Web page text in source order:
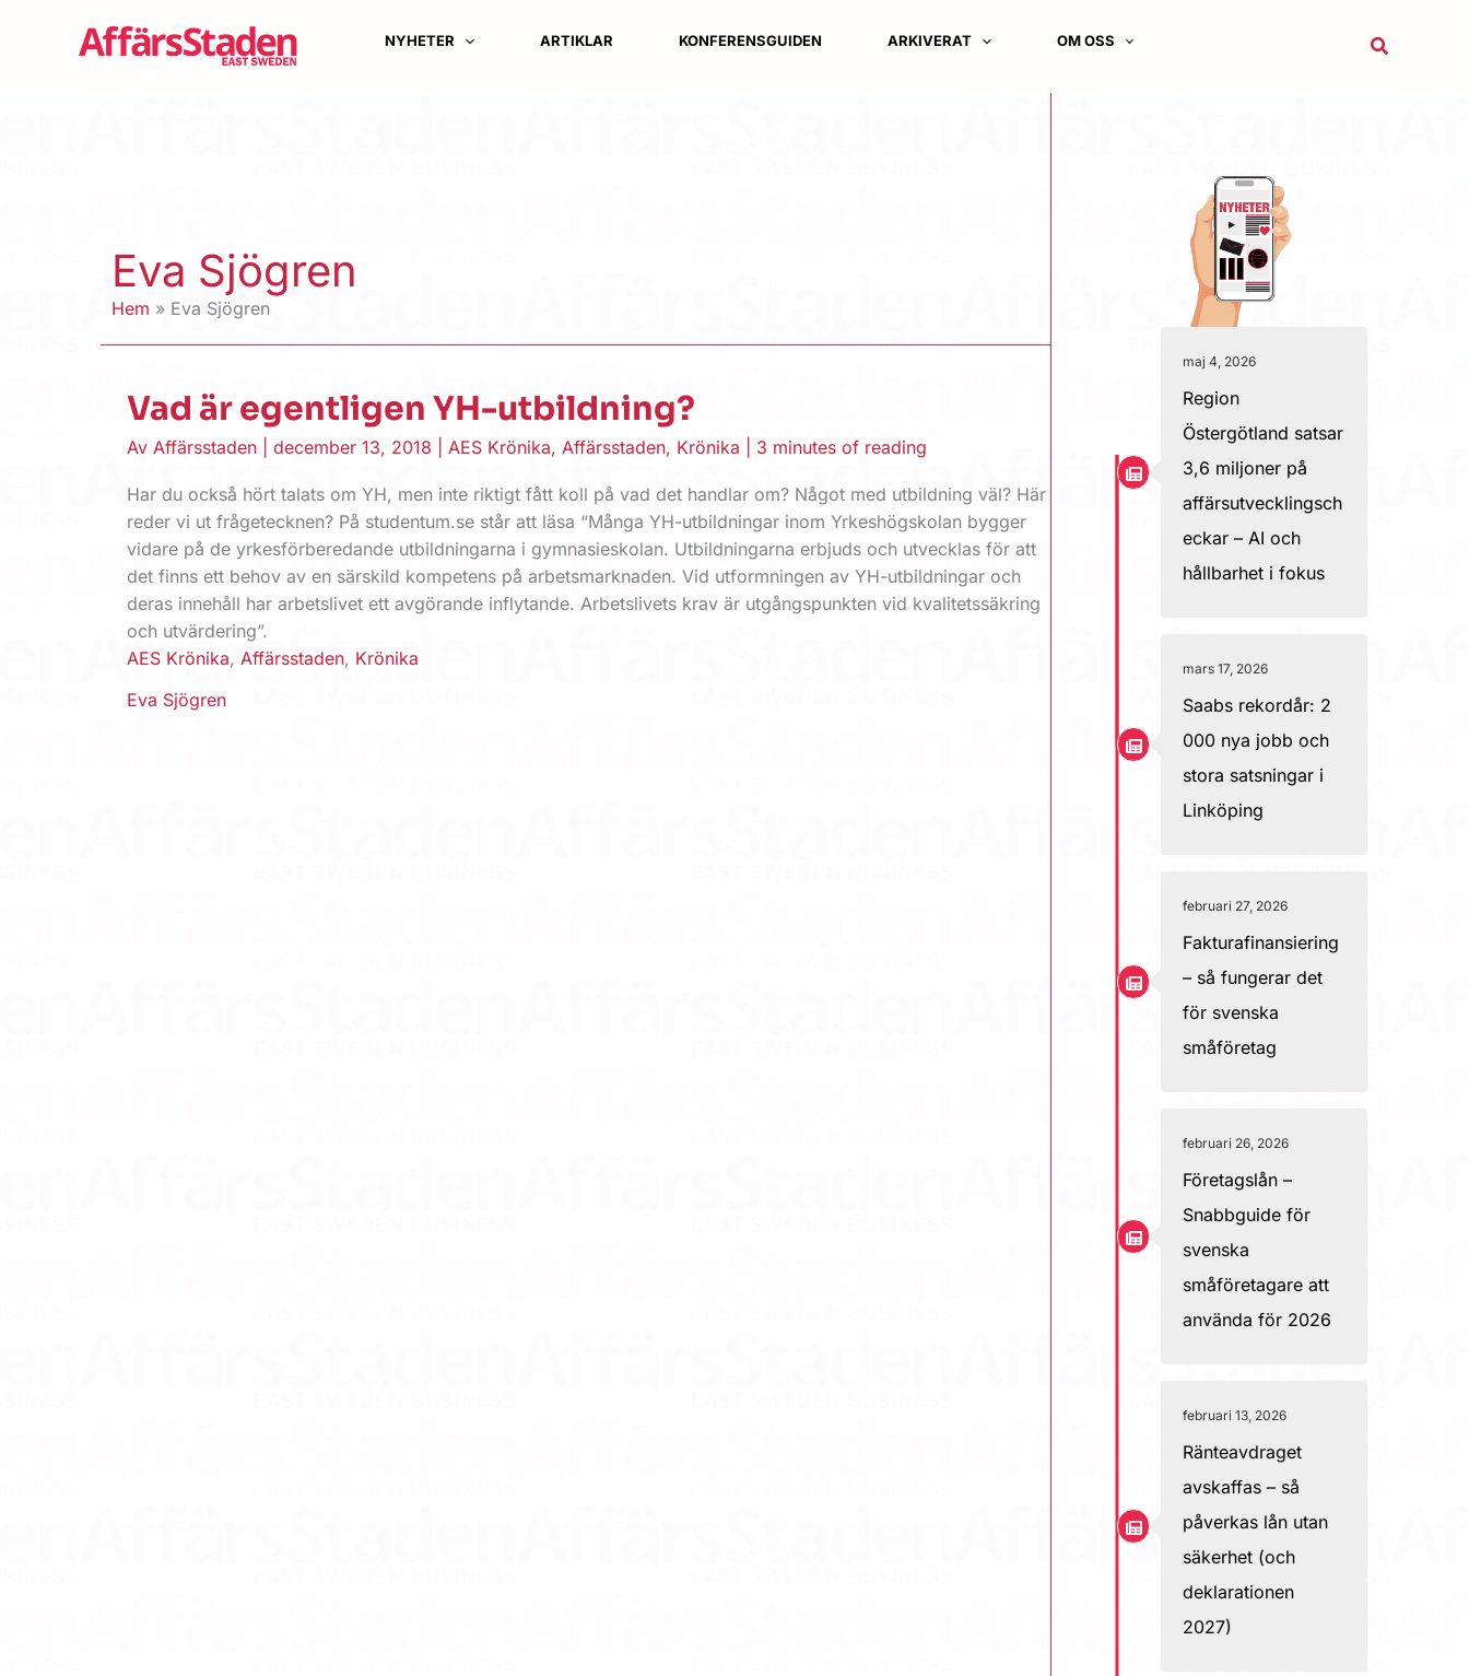
NYHETER ARTIKLAR KONFERENSGUIDEN ARKIVERAT OM OSS Sök
Eva Sjögren
Hem Eva Sjögren
Vad är egentligen YH-utbildning?
Av Affärsstaden december 13, 2018 AES Krönika, Affärsstaden, Krönika 3 minutes of reading
Har du också hört talats om YH, men inte riktigt fått koll på vad det handlar om? Något med utbildning väl? Här
reder vi ut frågetecknen? På studentum.se står att läsa “Många YH-utbildningar inom Yrkeshögskolan bygger
vidare på de yrkesförberedande utbildningarna i gymnasieskolan. Utbildningarna erbjuds och utvecklas för att
det finns ett behov av en särskild kompetens på arbetsmarknaden. Vid utformningen av YH-utbildningar och
deras innehåll har arbetslivet ett avgörande inflytande. Arbetslivets krav är utgångspunkten vid kvalitetssäkring
och utvärdering”.
AES Krönika, Affärsstaden, Krönika
Eva Sjögren
maj 4, 2026
Region
Östergötland satsar
3,6 miljoner på
affärsutvecklingsch
eckar – AI och
hållbarhet i fokus
mars 17, 2026
Saabs rekordår: 2
000 nya jobb och
stora satsningar i
Linköping
februari 27, 2026
Fakturafinansiering
– så fungerar det
för svenska
småföretag
februari 26, 2026
Företagslån –
Snabbguide för
svenska
småföretagare att
använda för 2026
februari 13, 2026
Ränteavdraget
avskaffas – så
påverkas lån utan
säkerhet (och
deklarationen
2027)